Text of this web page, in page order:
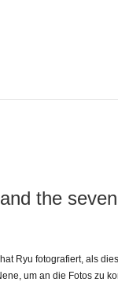
the
Ryu fotografiert, als
um an die Fotos zu